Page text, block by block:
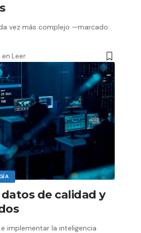
vez más complejo —marcado
en Leer
de calidad y
implementar la inteligencia